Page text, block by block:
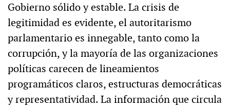
Gobierno sólido y estable. La crisis de
legitimidad es evidente, el autoritarismo
parlamentario es innegable, tanto como la
corrupción, y la mayoría de las organizaciones
políticas carecen de lineamientos
programáticos claros, estructuras democráticas
y representatividad. La información que circula